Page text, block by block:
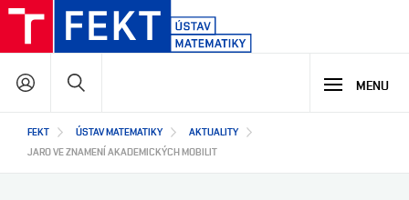
Přejít
hlavnímu
obsahu
Hlavní
navigace
STUDIUM
MENU
FEKT ÚSTAV MATEMATIKY
AKTUALITY
JARO VE ZNAMENÍ AKADEMICKÝCH MOBILIT